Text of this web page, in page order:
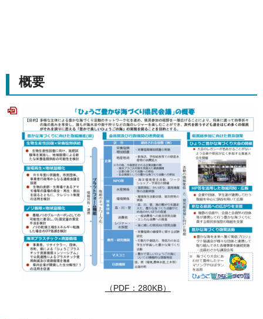
概要
（PDF：280KB）